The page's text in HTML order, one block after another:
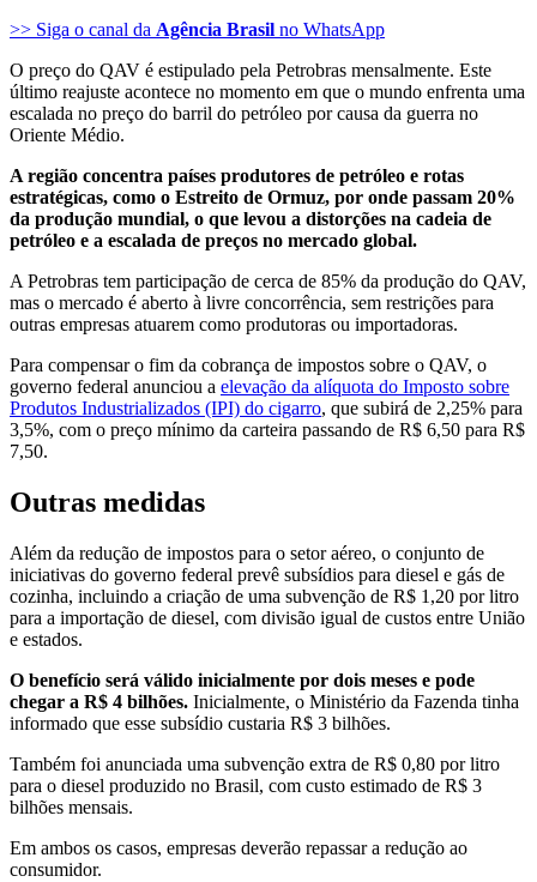
>> Siga o canal da Agência Brasil no WhatsApp
O preço do QAV é estipulado pela Petrobras mensalmente. Este
último reajuste acontece no momento em que o mundo enfrenta uma
escalada no preço do barril do petróleo por causa da guerra no
Oriente Médio.
A região concentra países produtores de petróleo e rotas
estratégicas, como o Estreito de Ormuz, por onde passam 20%
da produção mundial, o que levou a distorções na cadeia de
petróleo e a escalada de preços no mercado global.
A Petrobras tem participação de cerca de 85% da produção do QAV,
mas o mercado é aberto à livre concorrência, sem restrições para
outras empresas atuarem como produtoras ou importadoras.
Para compensar o fim da cobrança de impostos sobre o QAV, o
governo federal anunciou a elevação da alíquota do Imposto sobre
Produtos Industrializados (IPI) do cigarro, que subirá de 2,25% para
3,5%, com o preço mínimo da carteira passando de R$ 6,50 para R$
7,50.
Outras medidas
Além da redução de impostos para o setor aéreo, o conjunto de
iniciativas do governo federal prevê subsídios para diesel e gás de
cozinha, incluindo a criação de uma subvenção de R$ 1,20 por litro
para a importação de diesel, com divisão igual de custos entre União
e estados.
O benefício será válido inicialmente por dois meses e pode
chegar a R$ 4 bilhões. Inicialmente, o Ministério da Fazenda tinha
informado que esse subsídio custaria R$ 3 bilhões.
Também foi anunciada uma subvenção extra de R$ 0,80 por litro
para o diesel produzido no Brasil, com custo estimado de R$ 3
bilhões mensais.
Em ambos os casos, empresas deverão repassar a redução ao
consumidor.